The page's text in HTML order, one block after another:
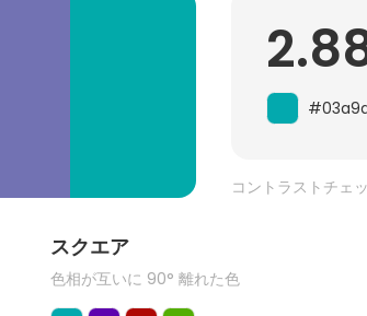
コントラストチェ
スクエア
色相が互いに 90° 離れた色